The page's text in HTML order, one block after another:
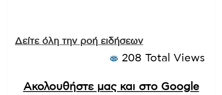
Δείτε όλη την ροή ειδήσεων
208 Total Views
Ακολουθήστε μας και στο Google